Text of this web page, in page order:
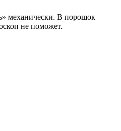
механически. В порошок
не поможет.